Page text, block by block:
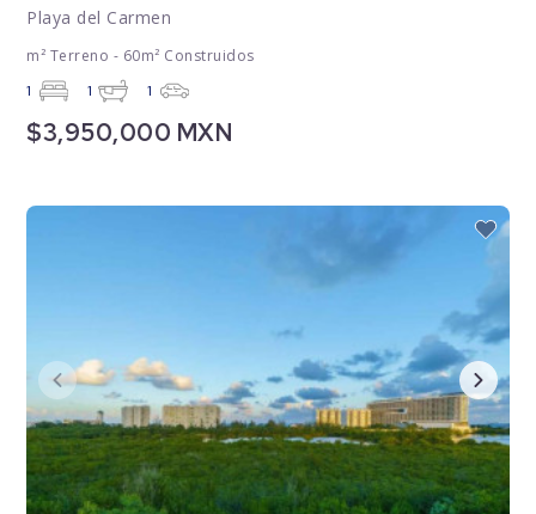
Playa del Carmen
m² Terreno - 60m² Construidos
1 1 1
$3,950,000 MXN